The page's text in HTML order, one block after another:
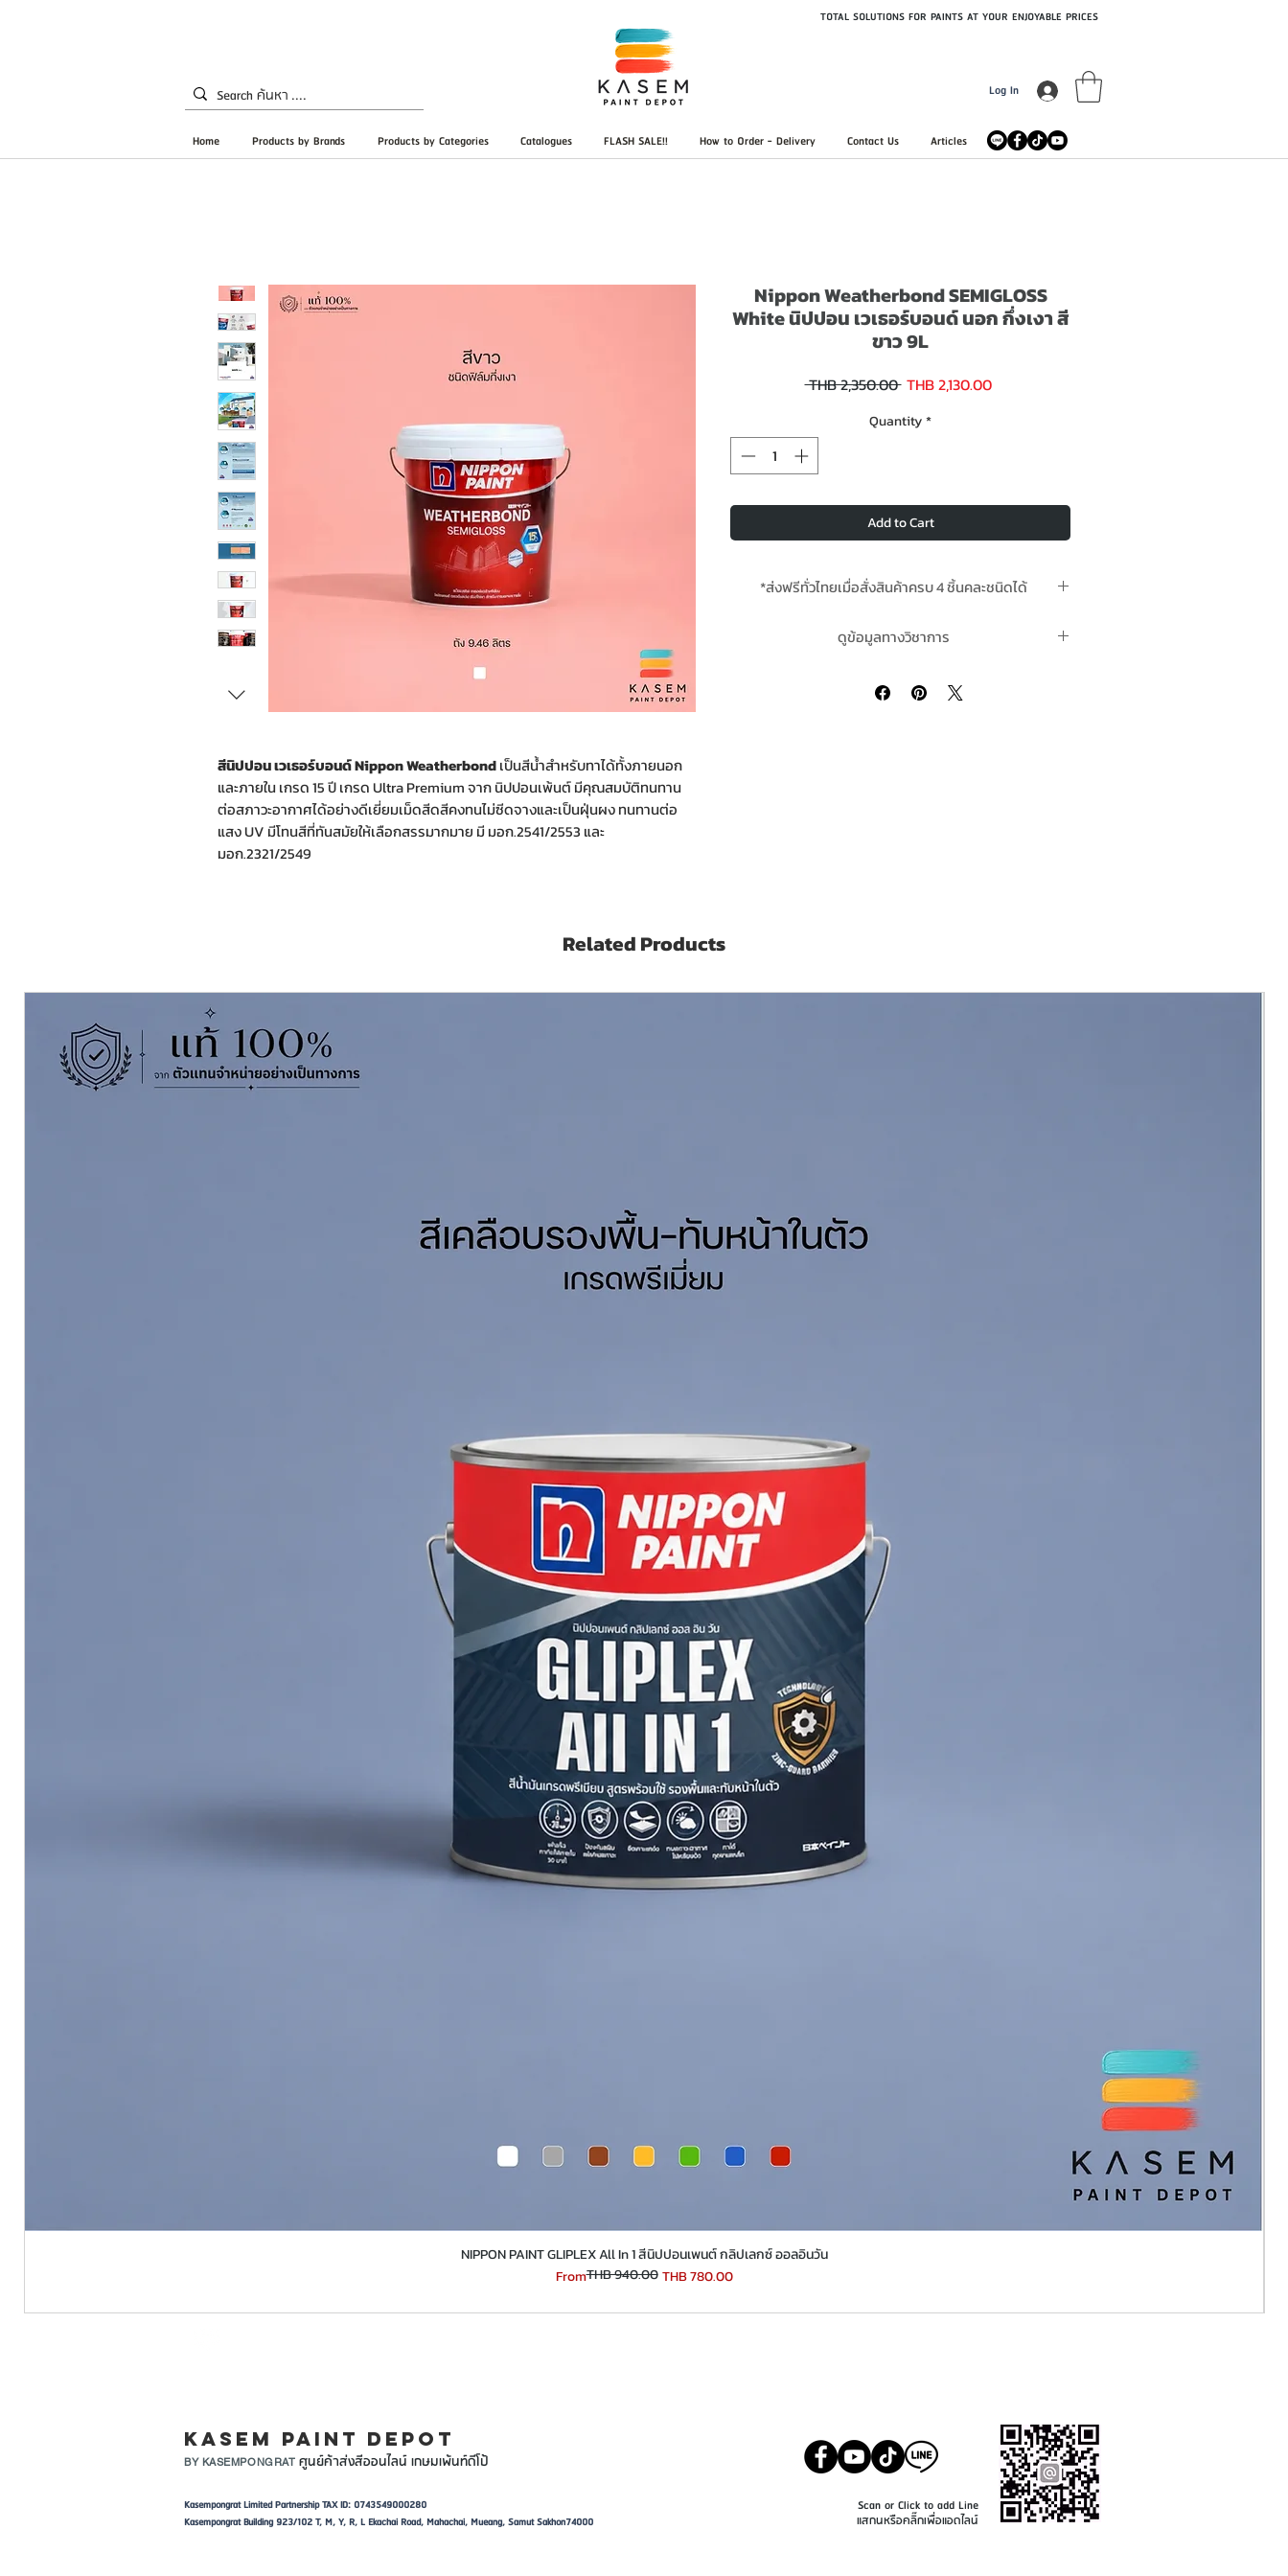
TOTAL SOLUTIONS FOR PAINTS AT YOUR ENJOYABLE PRICES
Log In
Home Products by Brands Products by Categories Catalogues FLASH SALE!! How to Order - Delivery Contact Us Articles
สีนิปปอน เวเธอร์บอนด์ Nippon Weatherbondเป็นสีน้ำสำหรับทาได้ทั้งภายนอก
และภายใน เกรด 15 ปี เกรด Ultra Premium จาก นิปปอนเพ้นต์ มีคุณสมบัติทนทาน
ต่อสภาวะอากาศได้อย่างดีเยี่ยมเม็ดสีดสีคงทนไม่ซีดจางและเป็นฝุ่นผง ทนทานต่อ
แสง UV มีโทนสีที่ทันสมัยให้เลือกสรรมากมาย มี มอก.2541/2553 และ
มอก.2321/2549
premium exterior emulsion is formulated to provide at least 15 years’
Finishing ฟิล์มสี กึ่งเงา Semigloss Finsih
Thinning With ผสมด้วย
Coverage ทาได้พื้นที่85-100 ตร.ม./ถัง/เที่ยว (Sq.M./Drum/Coat)
Nippon Weatherbond SEMIGLOSS
White นิปปอน เวเธอร์บอนด์ นอก กึ่งเงา สี
ขาว 9L
THB 2,350.00 Regular
THB 2,130.00Sale
Quantity*
Add to Cart
*ส่งฟรีทั่วไทยเมื่อสั่งสินค้าครบ 4 ชิ้นคละชนิดได้
ดูข้อมูลทางวิชาการ
Bond Flex คลิ๊กที่นี่
Related Products
​​​​​​​NIPPON PAINT GLIPLEX All In 1 สีนิปปอนเพนต์ กลิปเลกซ์ ออลอินวัน
From
Regular Price
THB 940.00 THB 780.00
Sale Price
KASEM PAINT DEPOT
BY KASEMPONGRAT ศูนย์ค้าส่งสีออนไลน์ เกษมเพ้นท์ดีโป้
Kasempongrat Limited Partnership TAX ID: 0743549000280
Kasempongrat Building 923/102 T, M, Y, R, L Ekachai Road, Mahachai, Mueang, Samut Sakhon74000
Scan or Click to add Line
แสกนหรือคลิ๊กเพื่อแอดไลน์